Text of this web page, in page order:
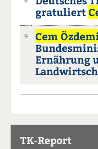
gratuliert
9 Cem
Ernährung
TK-Report